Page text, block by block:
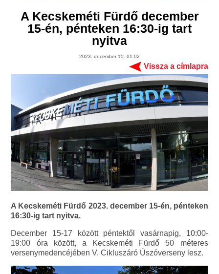
A Kecskeméti Fürdő december
15-én, pénteken 16:30-ig tart
nyitva
2023. december 15. 01:02
Vissza a címlapra
A Kecskeméti Fürdő 2023. december 15-én, pénteken
16:30-ig tart nyitva.
December 15-17 között péntektől vasárnapig, 10:00-
19:00 óra között, a Kecskeméti Fürdő 50 méteres
versenymedencéjében V. Cikluszáró Úszóverseny lesz.